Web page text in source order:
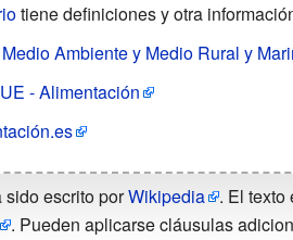
tiene definiciones y otra
Ambiente y Medio Rural y
- Alimentación
sido escrito porWikipedia . El texto
. Pueden aplicarse cláusulas